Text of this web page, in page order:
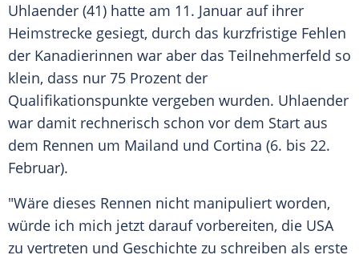
Uhlaender (41) hatte am 11. Januar auf ihrer
Heimstrecke gesiegt, durch das kurzfristige Fehlen
der Kanadierinnen war aber das Teilnehmerfeld so
klein, dass nur 75 Prozent der
Qualifikationspunkte vergeben wurden. Uhlaender
war damit rechnerisch schon vor dem Start aus
dem Rennen um Mailand und Cortina (6. bis 22.
Februar).
"Wäre dieses Rennen nicht manipuliert worden,
würde ich mich jetzt darauf vorbereiten, die USA
zu vertreten und Geschichte zu schreiben als erste